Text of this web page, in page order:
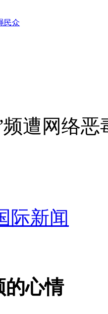
民众
者康复出院
烈视频
国
朝鲜军力全球第四
企业倾倒废水所致
网络恶
际新闻
的心情